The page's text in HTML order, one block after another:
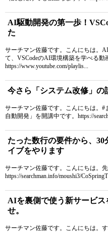
AI駆動開発の第一歩！
た
サーチマン佐藤です。こんにちは。
て、VSCodeのAI環境構築を学べる動
https://www.youtube.com/playlis...
今さら「システム改修」の
サーチマン佐藤です。こんにちは。#
自動開発」を開講中です。https://
たった数行の要件から、30
イブをやります
サーチマン佐藤です。こんにちは。
https://searchman.info/moushi3/
AIを裏側で使う新サービ
せ。
サーチマン佐藤です。こんにちは。